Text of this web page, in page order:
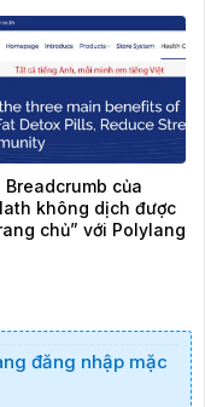
Breadcrumb của
không dịch được
chủ” với Polylang
đăng nhập mặc